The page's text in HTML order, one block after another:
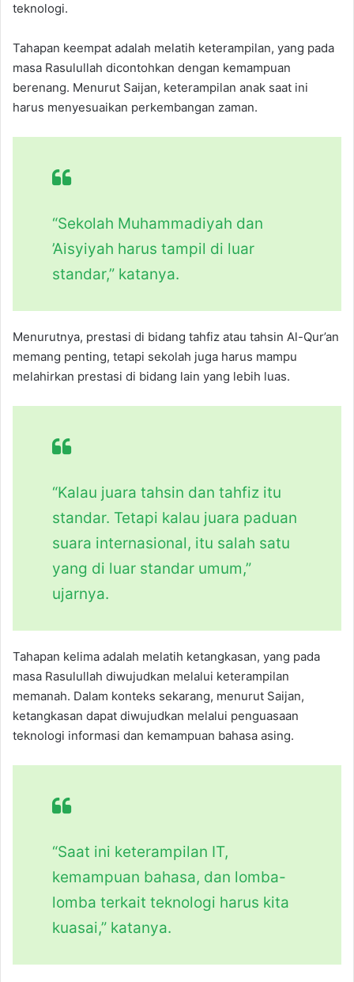
teknologi.
Tahapan keempat adalah melatih keterampilan, yang pada
masa Rasulullah dicontohkan dengan kemampuan
berenang. Menurut Saijan, keterampilan anak saat ini
harus menyesuaikan perkembangan zaman.
“Sekolah Muhammadiyah dan
’Aisyiyah harus tampil di luar
standar,” katanya.
Menurutnya, prestasi di bidang tahfiz atau tahsin Al-Qur’an
memang penting, tetapi sekolah juga harus mampu
melahirkan prestasi di bidang lain yang lebih luas.
“Kalau juara tahsin dan tahfiz itu
standar. Tetapi kalau juara paduan
suara internasional, itu salah satu
yang di luar standar umum,”
ujarnya.
Tahapan kelima adalah melatih ketangkasan, yang pada
masa Rasulullah diwujudkan melalui keterampilan
memanah. Dalam konteks sekarang, menurut Saijan,
ketangkasan dapat diwujudkan melalui penguasaan
teknologi informasi dan kemampuan bahasa asing.
“Saat ini keterampilan IT,
kemampuan bahasa, dan lomba-
lomba terkait teknologi harus kita
kuasai,” katanya.